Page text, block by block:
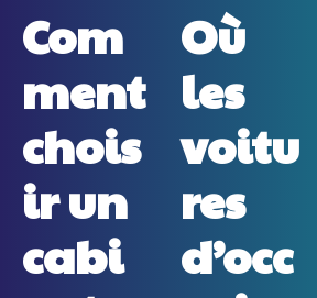
Com
ment
chois
ir un
cabi
Où
les
voitu
res
d’occ